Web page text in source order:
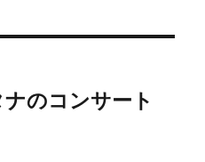
のコンサート